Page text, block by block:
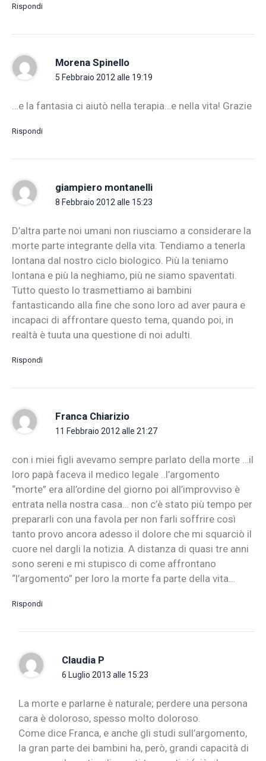
Rispondi
Morena Spinello
5 Febbraio 2012 alle 19:19
…e la fantasia ci aiutò nella terapia…e nella vita! Grazie
Rispondi
giampiero montanelli
8 Febbraio 2012 alle 15:23
D’altra parte noi umani non riusciamo a considerare la
morte parte integrante della vita. Tendiamo a tenerla
lontana dal nostro ciclo biologico. Più la teniamo
lontana e più la neghiamo, più ne siamo spaventati.
Tutto questo lo trasmettiamo ai bambini
fantasticando alla fine che sono loro ad aver paura e
incapaci di affrontare questo tema, quando poi, in
realtà è tuuta una questione di noi adulti.
Rispondi
Franca Chiarizio
11 Febbraio 2012 alle 21:27
con i miei figli avevamo sempre parlato della morte …il
loro papà faceva il medico legale ..l’argomento
“morte” era all’ordine del giorno poi all’improvviso è
entrata nella nostra casa… non c’è stato più tempo per
prepararli con una favola per non farli soffrire così
tanto provo ancora adesso il dolore che mi squarciò il
cuore nel dargli la notizia. A distanza di quasi tre anni
sono sereni e mi stupisco di come affrontano
“l’argomento” per loro la morte fa parte della vita…
Rispondi
Claudia P
6 Luglio 2013 alle 15:23
La morte e parlarne è naturale; perdere una persona
cara è doloroso, spesso molto doloroso.
Come dice Franca, e anche gli studi sull’argomento,
la gran parte dei bambini ha, però, grandi capacità di